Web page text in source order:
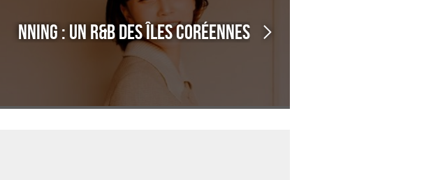
NNING : un R&B des îles coréennes